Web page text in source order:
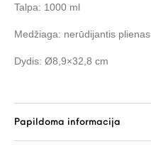
Talpa: 1000 ml
Medžiaga: nerūdijantis plienas
Dydis: Ø8,9×32,8 cm
Papildoma informacija